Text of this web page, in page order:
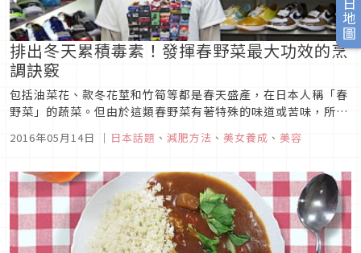
排出冬天累積毒素！發揮春野菜最大功效的烹
調訣竅
包括油菜花、款冬花莖和竹筍等都是春天盛產，在日本人稱「春
野菜」的蔬菜。但由於這類春野菜有著特殊的味道或苦味，所以
能幫助人體排出冬天所累積的多餘物質。如何挑選春野菜？又要
2016年05月14日 ｜ 日本話題 、 減肥方法 、 美女養成 、 美容